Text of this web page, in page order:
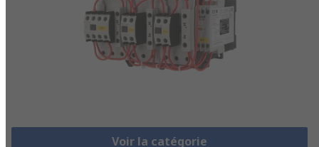
Voir la catégorie